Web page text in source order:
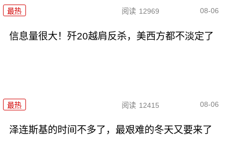
最热 阅读 12969 08-06
信息量很大！歼20越肩反杀，美西方都不淡定了
最热 阅读 12415 08-06
泽连斯基的时间不多了，最艰难的冬天又要来了